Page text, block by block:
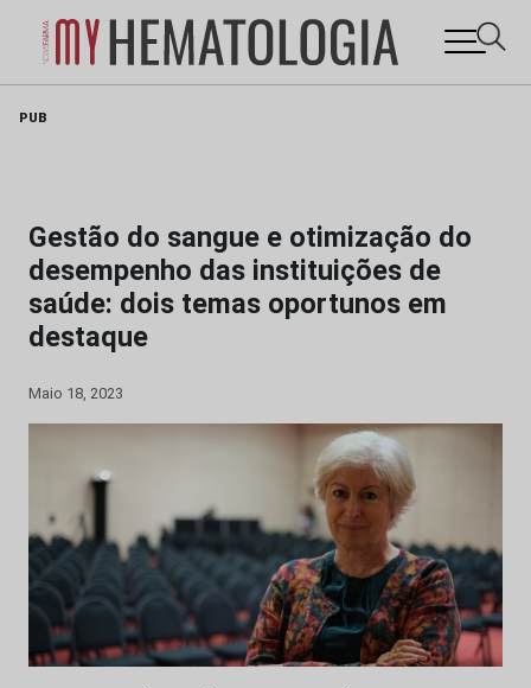
PUB
Gestão do sangue e otimização do
desempenho das instituições de
saúde: dois temas oportunos em
destaque
Maio 18, 2023